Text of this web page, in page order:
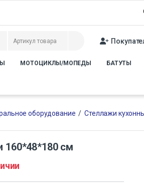
МОТОЦИКЛЫ/МОПЕДЫ БАТУТЫ
оборудование / Стеллажи
160*48*180 см